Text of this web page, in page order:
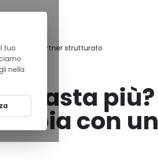
con un partner strutturato
basta più?
con un
tuo
nella